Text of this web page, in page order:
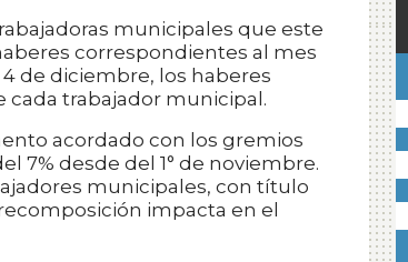
municipales que este
correspondientes al mes
de diciembre, los haberes
cada trabajador municipal.
acordado con los gremios
7% desde del 1° de noviembre.
municipales, con título
impacta en el